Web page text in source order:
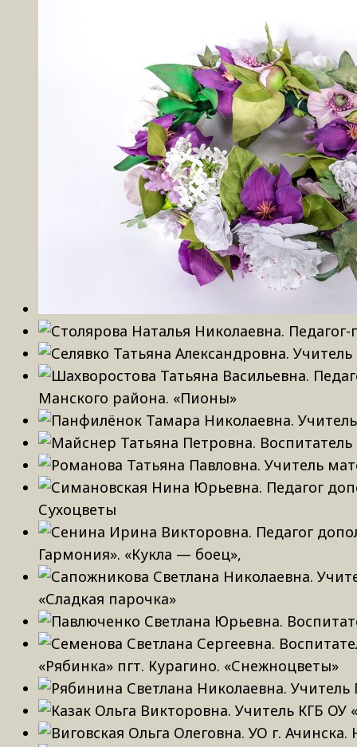
Манского района. «Пионы»
Сухоцветы
Гармония». «Кукла — боец»,
«Сладкая парочка»
«Рябинка» пгт. Курагино. «Снежноцветы»